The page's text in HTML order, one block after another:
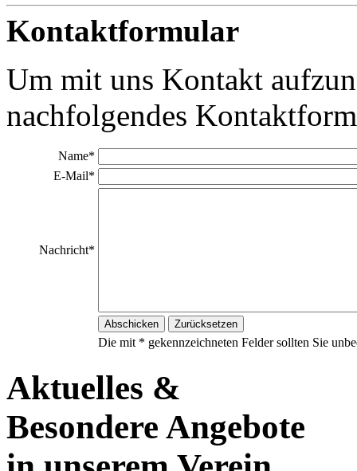
Kontaktformular
Um mit uns Kontakt
nachfolgendes
Name*
E-Mail*
Nachricht*
Die mit * gekennzeichneten Felder sollten Sie
Aktuelles &
Besondere Angebote